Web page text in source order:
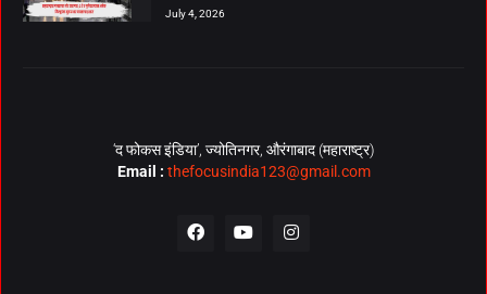
July 4, 2026
‘द फोकस इंडिया’, ज्योतिनगर, औरंगाबाद (महाराष्ट्र)
Email : thefocusindia123@gmail.com